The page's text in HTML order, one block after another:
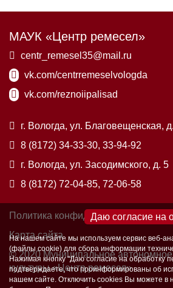
На нашем сайте мы используем сервис веб-
(файлы cookie) для сбора информации
Нажимая кнопку "Даю согласие на обработку
подтверждаете, что проинформированы об
нашем сайте. Отключить cookies Вы можете в
МАУК «Центр ремесел»
centr_remesel35@mail.ru
vk.com/centrremeselvologda
vk.com/reznoiipalisad
г. Вологда, ул. Благовещенская,
8 (8172) 34-33-30, 33-94-92
г. Вологда, ул. Засодимского, д. 5
8 (8172) 72-04-85, 72-06-58
Политика конфиденциальности
Карта сайта
© 2020 Муниципальное
культуры «Центр ремесел»